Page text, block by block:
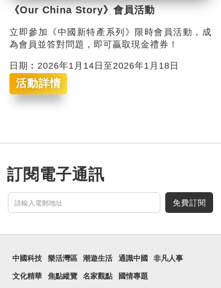
《Our China Story》會員活動
立即參加《中國新特產系列》限時會員活動，成
為會員並答對問題，即可贏取現金禮券！
日期︰2026年1月14日至2026年1月18日
活動詳情
訂閱電子通訊
免費訂閱
中國科技 樂活灣區 潮遊生活 通識中國 非凡人事
文化精華 焦點縱覽 名家觀點 國情專題